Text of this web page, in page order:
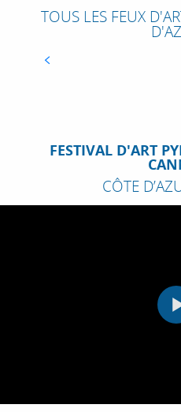
TOUS LES FEUX
FEU
FESTIVAL D'ART
CÔTE